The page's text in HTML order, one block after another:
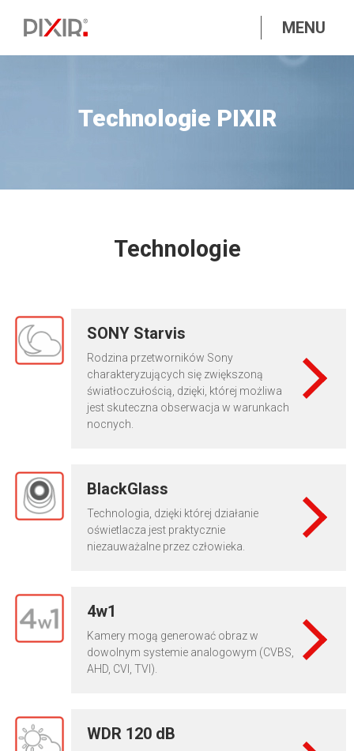
MENU
Technologie PIXIR
Technologie
SONY Starvis
Rodzina przetworników Sony
charakteryzujących się zwiększoną
światłoczułością, dzięki, której możliwa
jest skuteczna obserwacja w warunkach
nocnych.
BlackGlass
Technologia, dzięki której działanie
oświetlacza jest praktycznie
niezauważalne przez człowieka.
4w1
Kamery mogą generować obraz w
dowolnym systemie analogowym (CVBS,
AHD, CVI, TVI).
WDR 120 dB